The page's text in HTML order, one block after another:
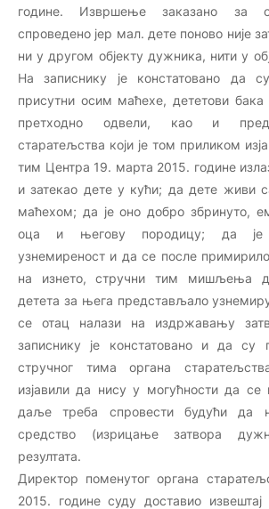
године. Извршење заказано за
спроведено јер мал. дете поново није
ни у другом објекту дужника, нити у
На записнику је констатовано да
присутни осим маћехе, дететови бака
претходно одвели, као и
старатељства који је том приликом
тим Центра 19. марта 2015. године
и затекао дете у кући; да дете живи
маћехом; да је оно добро збринуто,
оца и његову породицу; да је
узнемиреност и да се после
на изнето, стручни тим мишљења
детета за њега представљало
се отац налази на издржавању
записнику је констатовано и да су
стручног тима органа
изјавили да нису у могућности да се
даље треба спровести будући да
средство (изрицање затвора
резултата.
Директор поменутог органа
2015. године суду доставио